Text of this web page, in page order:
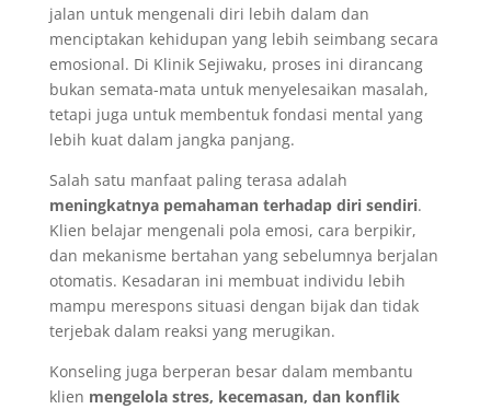
jalan untuk mengenali diri lebih dalam dan
menciptakan kehidupan yang lebih seimbang secara
emosional. Di Klinik Sejiwaku, proses ini dirancang
bukan semata-mata untuk menyelesaikan masalah,
tetapi juga untuk membentuk fondasi mental yang
lebih kuat dalam jangka panjang.
Salah satu manfaat paling terasa adalah
meningkatnya pemahaman terhadap diri sendiri.
Klien belajar mengenali pola emosi, cara berpikir,
dan mekanisme bertahan yang sebelumnya berjalan
otomatis. Kesadaran ini membuat individu lebih
mampu merespons situasi dengan bijak dan tidak
terjebak dalam reaksi yang merugikan.
Konseling juga berperan besar dalam membantu
klien mengelola stres, kecemasan, dan konflik